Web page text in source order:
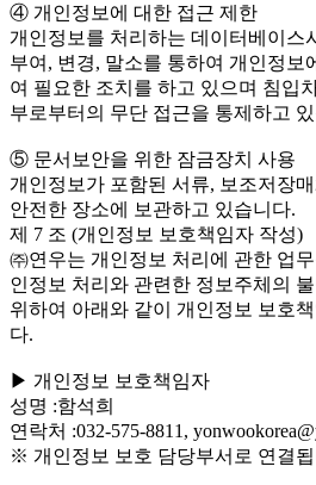
④ 개인정보에 대한 접근 제한
개인정보를 처리하는 데이터베이스
부여, 변경, 말소를 통하여 개인정보
여 필요한 조치를 하고 있으며 침입
부로부터의 무단 접근을 통제하고
⑤ 문서보안을 위한 잠금장치 사용
개인정보가 포함된 서류, 보조저장
안전한 장소에 보관하고 있습니다.
제 7 조 (개인정보 보호책임자 작성)
㈜연우는 개인정보 처리에 관한 업
인정보 처리와 관련한 정보주체의
위하여 아래와 같이 개인정보 보호
다.
▶ 개인정보 보호책임자
성명 :함석희
연락처 :032-575-8811,
※ 개인정보 보호 담당부서로 연결